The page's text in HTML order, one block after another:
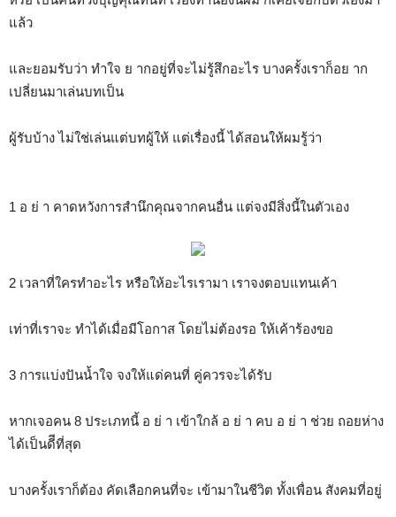
แล้ว
และยอมรับว่า ทำใจ ย ากอยู่ที่จะไม่รู้สึกอะไร บางครั้งเราก็อย าก
เปลี่ยนมาเล่นบทเป็น
ผู้รับบ้าง ไม่ใช่เล่นแต่บทผู้ให้ แต่เรื่องนี้ ได้สอนให้ผมรู้ว่า
1 อ ย่ า คาดหวังการสำนึกคุณจากคนอื่น แต่จงมีสิ่งนี้ในตัวเอง
2 เวลาที่ใครทำอะไร หรือให้อะไรเรามา เราจงตอบแทนเค้า
เท่าที่เราจะ ทำได้เมื่อมีโอกาส โดยไม่ต้องรอ ให้เค้าร้องขอ
3 การแบ่งปันน้ำใจ จงให้แด่คนที่ คู่ควรจะได้รับ
หากเจอคน 8 ประเภทนี้ อ ย่ า เข้าใกล้ อ ย่ า คบ อ ย่ า ช่วย ถอยห่าง
ได้เป็นดีีที่สุด
บางครั้งเราก็ต้อง คัดเลือกคนที่จะ เข้ามาในชีวิต ทั้งเพื่อน สังคมที่อยู่